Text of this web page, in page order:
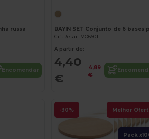
russa
Encomendar
GiftRetail MO6601
A partir de:
4,40
€
4,89
€
-30% Melhor
Pack